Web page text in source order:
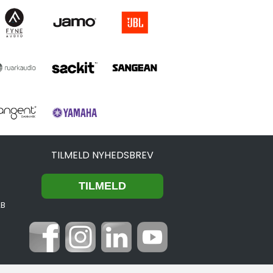
TILMELD NYHEDSBREV